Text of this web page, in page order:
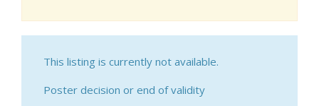
This listing is currently not available.
Poster decision or end of validity